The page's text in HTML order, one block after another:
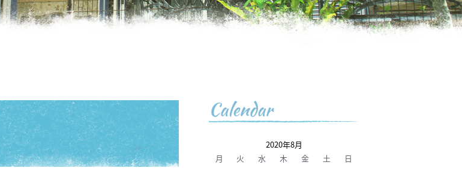
Calendar
2020年8月
月
火 水 木 金 土 日